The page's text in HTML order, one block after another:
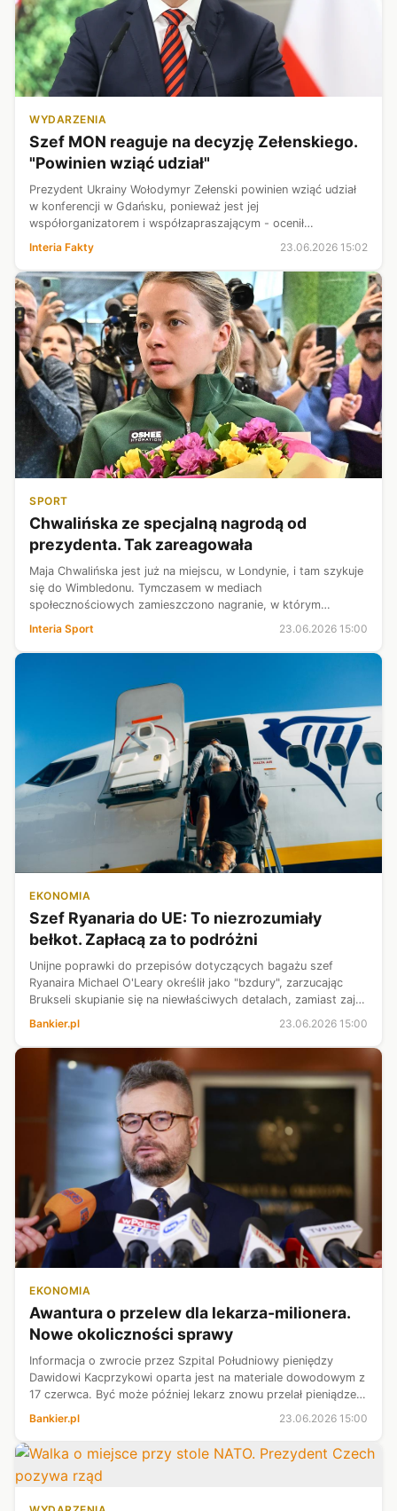
WYDARZENIA
Szef MON reaguje na decyzję Zełenskiego.
"Powinien wziąć udział"
Prezydent Ukrainy Wołodymyr Zełenski powinien wziąć udział
w konferencji w Gdańsku, ponieważ jest jej
współorganizatorem i współzapraszającym - ocenił
wicepremier i szef MON Władysław Kosiniak-Kamysz.
Jednocześnie wskazał, że brak jego obecności jest...
Interia Fakty 23.06.2026 15:02
SPORT
Chwalińska ze specjalną nagrodą od
prezydenta. Tak zareagowała
Maja Chwalińska jest już na miejscu, w Londynie, i tam szykuje
się do Wimbledonu. Tymczasem w mediach
społecznościowych zamieszczono nagranie, w którym
potwierdzono wręczenie tenisistce specjalnej nagrody. 24-
latka odebrała ją przed samym wylotem z r...
Interia Sport 23.06.2026 15:00
EKONOMIA
Szef Ryanaria do UE: To niezrozumiały
bełkot. Zapłacą za to podróżni
Unijne poprawki do przepisów dotyczących bagażu szef
Ryanaira Michael O'Leary określił jako "bzdury", zarzucając
Brukseli skupianie się na niewłaściwych detalach, zamiast zająć
się naprawdę palącymi problemami, które dławią europejską
branżę lotniczą...
Bankier.pl 23.06.2026 15:00
EKONOMIA
Awantura o przelew dla lekarza-milionera.
Nowe okoliczności sprawy
Informacja o zwrocie przez Szpital Południowy pieniędzy
Dawidowi Kacprzykowi oparta jest na materiale dowodowym z
17 czerwca. Być może później lekarz znowu przelał pieniądze -
powiedział PAP rzecznik Prokuratury Okręgowej w Warszawie
prok. Piotr Anto...
Bankier.pl 23.06.2026 15:00